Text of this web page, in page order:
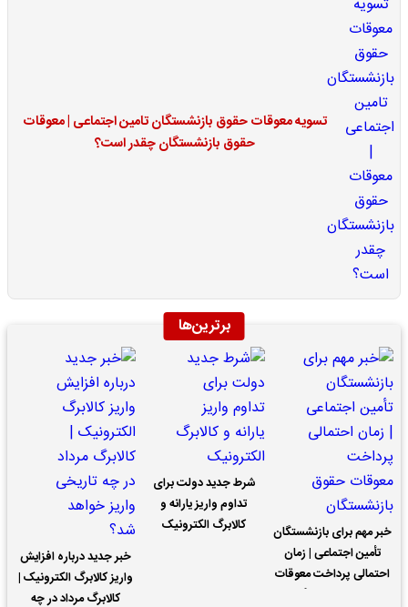
تسویه معوقات حقوق بازنشستگان تامین اجتماعی | معوقات
حقوق بازنشستگان چقدر است؟
برترین‌ها
خبر مهم برای بازنشستگان
تأمین اجتماعی | زمان
احتمالی پرداخت معوقات
شرط جدید دولت برای
تداوم واریز یارانه و
کالابرگ الکترونیک
خبر جدید درباره افزایش
واریز کالابرگ الکترونیک |
کالابرگ مرداد در چه